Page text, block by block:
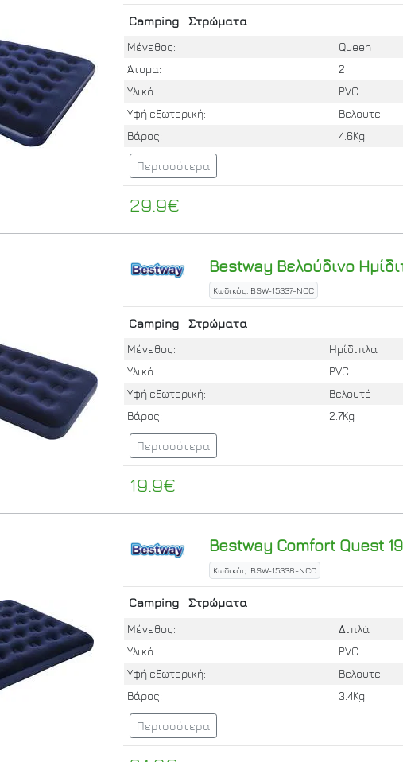
Camping Στρώματα
Μέγεθος:
Queen
Άτομα:
2
Υλικό:
PVC
Υφή εξωτερική:
Βελουτέ
Βάρος:
4.6Kg
Περισσότερα
29.9€
Bestway Βελούδινο
Κωδικός: BSW-15337-NCC
Camping Στρώματα
Μέγεθος:
Ημίδιπλα
Υλικό:
PVC
Υφή εξωτερική:
Βελουτέ
Βάρος:
2.7Kg
Περισσότερα
19.9€
Bestway Comfort Quest
Κωδικός: BSW-15338-NCC
Camping Στρώματα
Μέγεθος:
Διπλά
Υλικό:
PVC
Υφή εξωτερική:
Βελουτέ
Βάρος:
3.4Kg
Περισσότερα